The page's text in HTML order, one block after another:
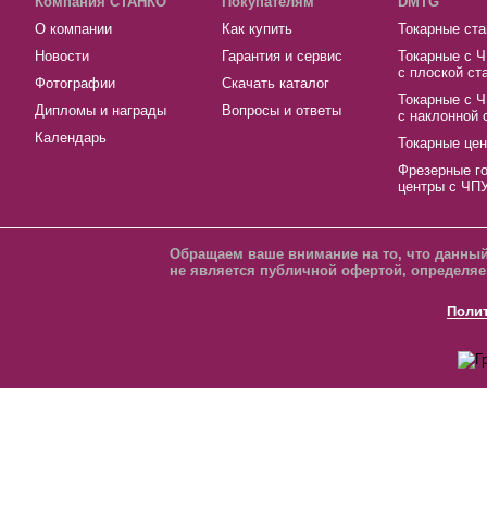
О компании
Новости
Фотографии
Дипломы и награды
Календарь
Как купить
Гарантия и сервис
Скачать каталог
Вопросы и ответы
Токарные
Токарные с
с плоской
Токарные с
с наклонной
Токарные
Фрезерные
центры с
Обращаем ваше внимание на то, что
не является публичной офертой,